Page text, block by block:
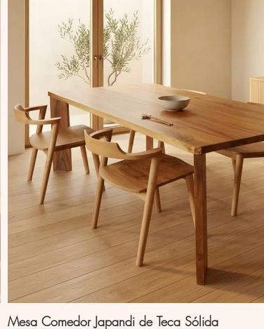
Mesa Comedor Japandi de Teca Sólida